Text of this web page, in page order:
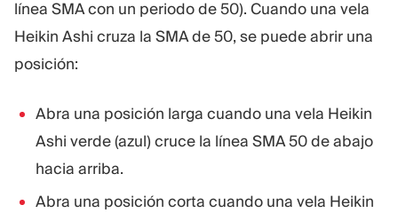
línea SMA con un periodo de 50). Cuando una vela
Heikin Ashi cruza la SMA de 50, se puede abrir una
posición:
Abra una posición larga cuando una vela Heikin
Ashi verde (azul) cruce la línea SMA 50 de abajo
hacia arriba.
Abra una posición corta cuando una vela Heikin